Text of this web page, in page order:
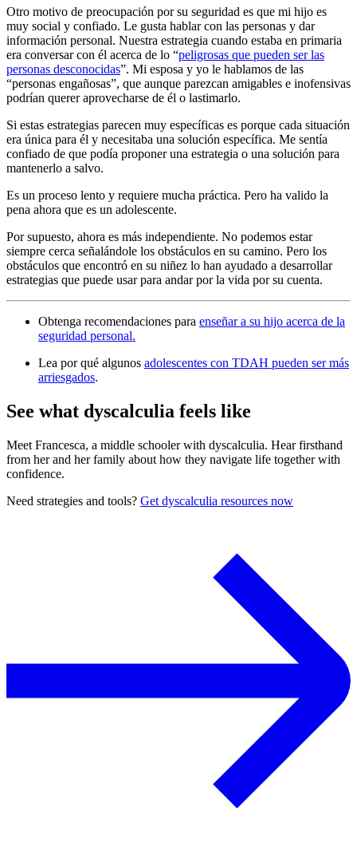
Otro motivo de preocupación por su seguridad es que mi hijo es
muy social y confiado. Le gusta hablar con las personas y dar
información personal. Nuestra estrategia cuando estaba en primaria
era conversar con él acerca de lo “peligrosas que pueden ser las
personas desconocidas”. Mi esposa y yo le hablamos de las
“personas engañosas”, que aunque parezcan amigables e inofensivas
podrían querer aprovecharse de él o lastimarlo.
Si estas estrategias parecen muy específicas es porque cada situación
era única para él y necesitaba una solución específica. Me sentía
confiado de que podía proponer una estrategia o una solución para
mantenerlo a salvo.
Es un proceso lento y requiere mucha práctica. Pero ha valido la
pena ahora que es un adolescente.
Por supuesto, ahora es más independiente. No podemos estar
siempre cerca señalándole los obstáculos en su camino. Pero los
obstáculos que encontró en su niñez lo han ayudado a desarrollar
estrategias que puede usar para andar por la vida por su cuenta.
Obtenga recomendaciones para enseñar a su hijo acerca de la
seguridad personal.
Lea por qué algunos adolescentes con TDAH pueden ser más
arriesgados.
See what dyscalculia feels like
Meet Francesca, a middle schooler with dyscalculia. Hear firsthand
from her and her family about how they navigate life together with
confidence.
Need strategies and tools? Get dyscalculia resources now